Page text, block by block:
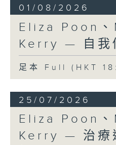
01/08/2026
Eliza Poon
Kerry — 自我
足本 Full (HKT
25/07/2026
Eliza Poon
Kerry — 治療